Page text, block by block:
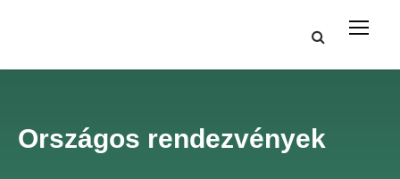
Országos rendezvények